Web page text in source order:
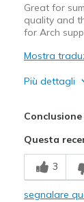
Great for
quality and
for Arch
Mostra
Più dettagli
Breathe Well
Comfortable
Conclusione
Questa
3
segnalare